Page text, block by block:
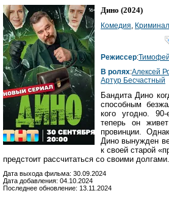
Дино (2024)
Комедия Криминал
Режиссер:
В ролях:Алексей
Артур Бесчастный
Бандита Дино
способным
кого угодно.
теперь он
провинции.
Дино вынужден
к своей старой
предстоит рассчитаться со своими долгами.
Дата выхода фильма: 30.09.2024
Дата добавления: 04.10.2024
Последнее обновление: 13.11.2024